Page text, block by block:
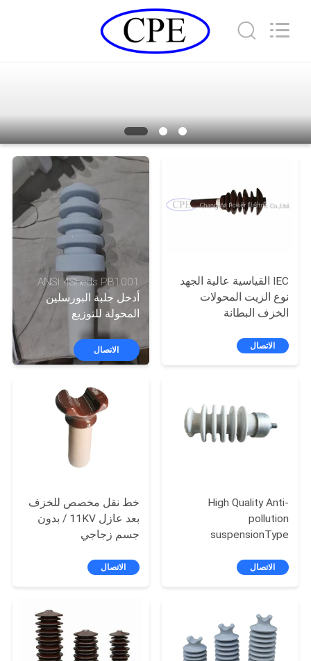
منتجات
المعمل
مراقبة
الجودة
خريطة
الموقع
PRIVACY
Electric
Co.,Ltd..
ANSI 4Sheds PB1001
أدخل جلبة البورسلين
المحولة للتوزيع
الاتصال
IEC القياسية عالية الجهد
نوع الزيت المحولات
الخزف البطانة
الاتصال
خط نقل مخصص للخزف
بعد عازل 11KV / بدون
جسم زجاجي
الاتصال
High Quality Anti-
pollution
suspensionType
الاتصال